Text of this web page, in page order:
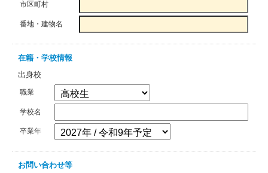
市区町村
番地・建物名
在籍・学校情報
出身校
職業
学校名
卒業年
お問い合わせ等